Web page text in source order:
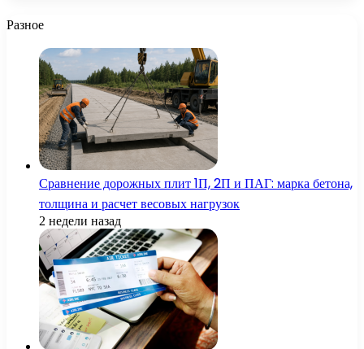
Разное
Сравнение дорожных плит 1П, 2П и ПАГ: марка бетона,
толщина и расчет весовых нагрузок
2 недели назад